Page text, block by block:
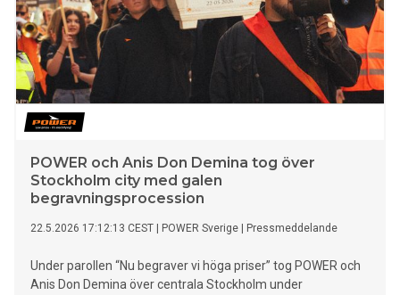
POWER och Anis Don Demina tog över
Stockholm city med galen
begravningsprocession
22.5.2026 17:12:13 CEST POWER Sverige Pressmeddelande
Under parollen “Nu begraver vi höga priser” tog POWER och
Anis Don Demina över centrala Stockholm under